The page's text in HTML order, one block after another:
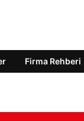
Firma Rehberi